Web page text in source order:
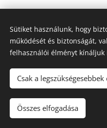
© 2019 MEKK |
Sütiket használunk, hogy
működését és biztonságát,
felhasználói élményt kínáljuk
Csak a
Összes elfogadása